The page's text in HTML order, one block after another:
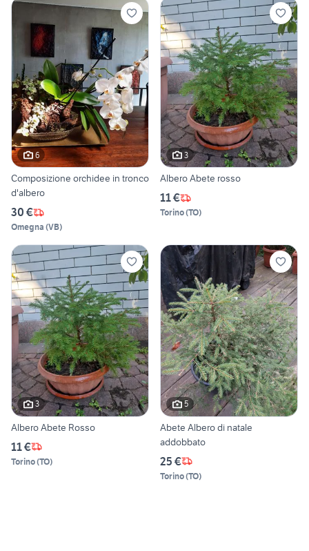
6
Composizione orchidee in tronco
d'albero
30 €
Omegna (VB)
3
Albero Abete rosso
11 €
Torino(TO)
3
Albero Abete Rosso
11 €
Torino(TO)
5
Abete Albero di natale
addobbato
25 €
Torino(TO)